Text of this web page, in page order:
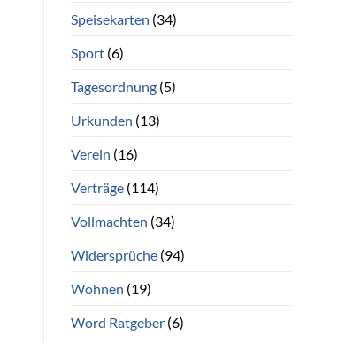
Speisekarten (34)
Sport(6)
Tagesordnung(5)
Urkunden (13)
Verein (16)
Verträge(114)
Vollmachten (34)
Widersprüche(94)
Wohnen (19)
Word Ratgeber(6)